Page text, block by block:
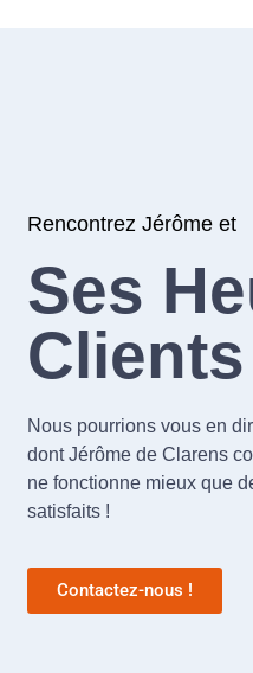
Rencontrez Jérôme et
Ses
Nous pourrions vous en
dont Jérôme de Clarens
ne fonctionne mieux que
satisfaits !
Contactez-nous !